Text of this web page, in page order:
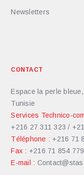
Newsletters
CONTACT
Espace la perle
Tunisie
Services Technico-
+216 27 311 323 /
Téléphone : +216 71
Fax : +216 71 854 779
E-mail :